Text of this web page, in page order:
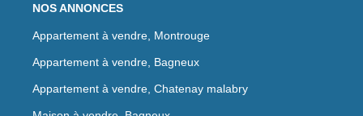
NOS ANNONCES
Appartement à vendre, Montrouge
Appartement à vendre, Bagneux
Appartement à vendre, Chatenay malabry